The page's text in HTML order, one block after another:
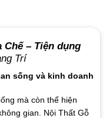
Chế – Tiện dụng
Trí
sống và kinh doanh
mà còn thể hiện
gian. Nội Thất Gỗ